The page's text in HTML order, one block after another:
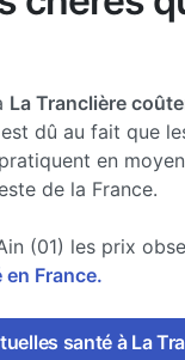
La Tranclière
dû au fait que
en
de la France.
(01) les prix
France.
santé à La